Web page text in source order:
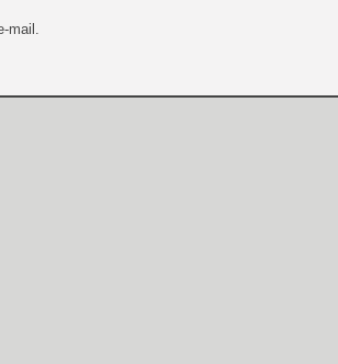
[Mo5] La mini borne
mail.